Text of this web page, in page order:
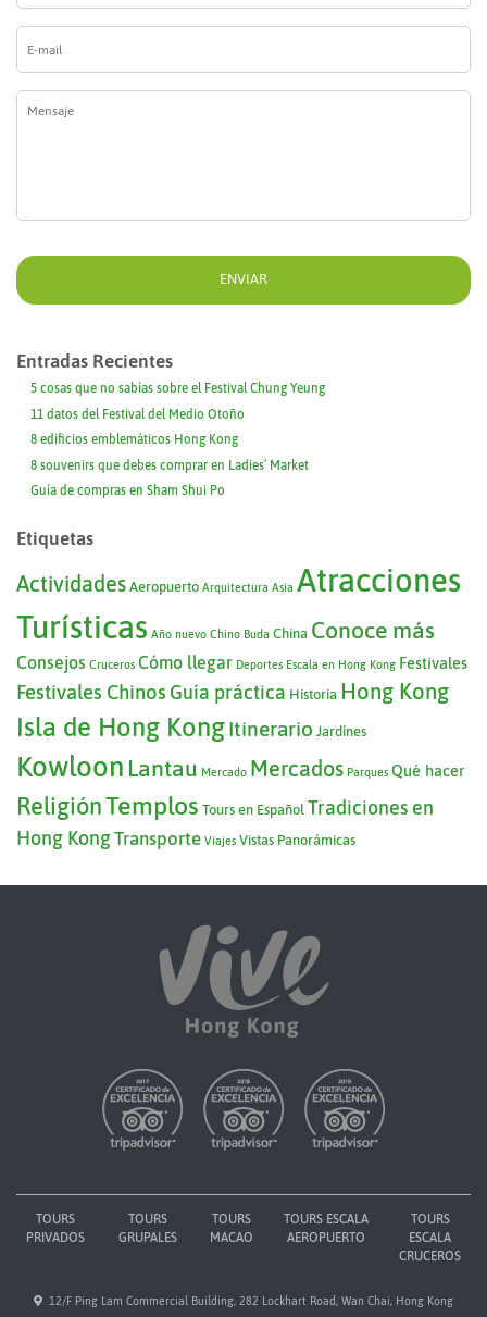
mail
*
Entradas Recientes
5 cosas que no sabías sobre el Festival Chung Yeung
11 datos del Festival del Medio Otoño
8 edificios emblemáticos Hong Kong
8 souvenirs que debes comprar en Ladies’ Market
Guía de compras en Sham Shui Po
Etiquetas
Actividades Aeropuerto Arquitectura Asia Atracciones
Turísticas Año nuevo Chino Buda China Conoce más
Consejos Cruceros Cómo llegar Deportes Escala en Hong Kong Festivales
Festivales Chinos Guía práctica Historia Hong Kong
Isla de Hong KongItinerario Jardínes
Kowloon Lantau Mercado Mercados Parques Qué hacer
ReligiónTemplos Tours en Español Tradiciones en
Hong KongTransporte Viajes Vistas Panorámicas
TOURS
PRIVADOS
TOURS
GRUPALES
TOURS
MACAO
TOURS ESCALA
AEROPUERTO
TOURS
ESCALA
CRUCEROS
12/F Ping Lam Commercial Building, 282 Lockhart Road, Wan Chai, Hong Kong